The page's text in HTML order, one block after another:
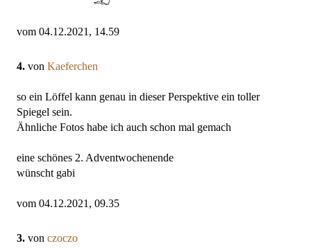
vom 04.12.2021, 14.59
4. von Kaeferchen
so ein Löffel kann genau in dieser Perspektive ein toller
Spiegel sein.
Ähnliche Fotos habe ich auch schon mal gemach
eine schönes 2. Adventwochenende
wünscht gabi
vom 04.12.2021, 09.35
3. von czoczo